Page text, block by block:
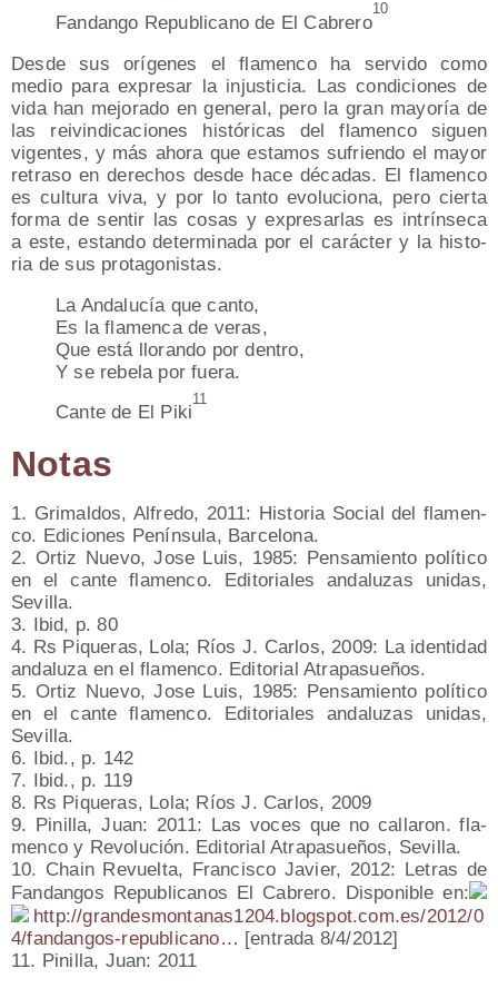
Fan­dan­go Repu­bli­cano de El Cabre­ro
10
Des­de sus orí­ge­nes el fla­men­co ha ser­vi­do como
medio para expre­sar la injus­ti­cia. Las con­di­cio­nes de
vida han mejo­ra­do en gene­ral, pero la gran mayo­ría de
las rei­vin­di­ca­cio­nes his­tó­ri­cas del fla­men­co siguen
vigen­tes, y más aho­ra que esta­mos sufrien­do el mayor
retra­so en dere­chos des­de hace déca­das. El fla­men­co
es cul­tu­ra viva, y por lo tan­to evo­lu­cio­na, pero cier­ta
for­ma de sen­tir las cosas y expre­sar­las es intrín­se­ca
a este, estan­do deter­mi­na­da por el carác­ter y la his­to­
ria de sus protagonistas.
La Anda­lu­cía que canto,
Es la fla­men­ca de veras,
Que está llo­ran­do por dentro,
Y se rebe­la por fuera.
Can­te de El Piki
11
Notas
1. Gri­mal­dos, Alfre­do, 2011: His­to­ria Social del fla­men­
co. Edi­cio­nes Penín­su­la, Barcelona.
2. Ortiz Nue­vo, Jose Luis, 1985: Pen­sa­mien­to polí­ti­co
en el can­te fla­men­co. Edi­to­ria­les anda­lu­zas uni­das,
Sevilla.
3. Ibid, p. 80
4. Rs Pique­ras, Lola; Ríos J. Car­los, 2009: La iden­ti­dad
anda­lu­za en el fla­men­co. Edi­to­rial Atrapasueños.
5. Ortiz Nue­vo, Jose Luis, 1985: Pen­sa­mien­to polí­ti­co
en el can­te fla­men­co. Edi­to­ria­les anda­lu­zas uni­das,
Sevilla.
6. Ibid., p. 142
7. Ibid., p. 119
8. Rs Pique­ras, Lola; Ríos J. Car­los, 2009
9. Pini­lla, Juan: 2011: Las voces que no calla­ron. fla­
men­co y Revo­lu­ción. Edi­to­rial Atra­pa­sue­ños, Sevilla.
10. Chain Revuel­ta, Fran­cis­co Javier, 2012: Letras de
Fan­dan­gos Repu­bli­ca­nos El Cabre­ro. Dis­po­ni­ble en:
http://​gran​des​mon​ta​na​s1204​.blogs​pot​.com​.es/​2​0​1​2​/​0​
4​/​f​a​n​d​a​n​g​o​s​-​r​e​p​u​b​l​i​c​ano… [entra­da 8/​4/​2012]
11. Pini­lla, Juan: 2011